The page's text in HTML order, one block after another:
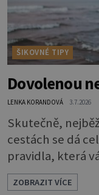
ŠIKOVNÉ TIPY
Dovolenou
LENKA KORANDOVÁ 3.7.2026
Skutečně,
cestách se dá
pravidla, která
Riziko na talíři
průjmů
ZOBRAZIT VÍCE